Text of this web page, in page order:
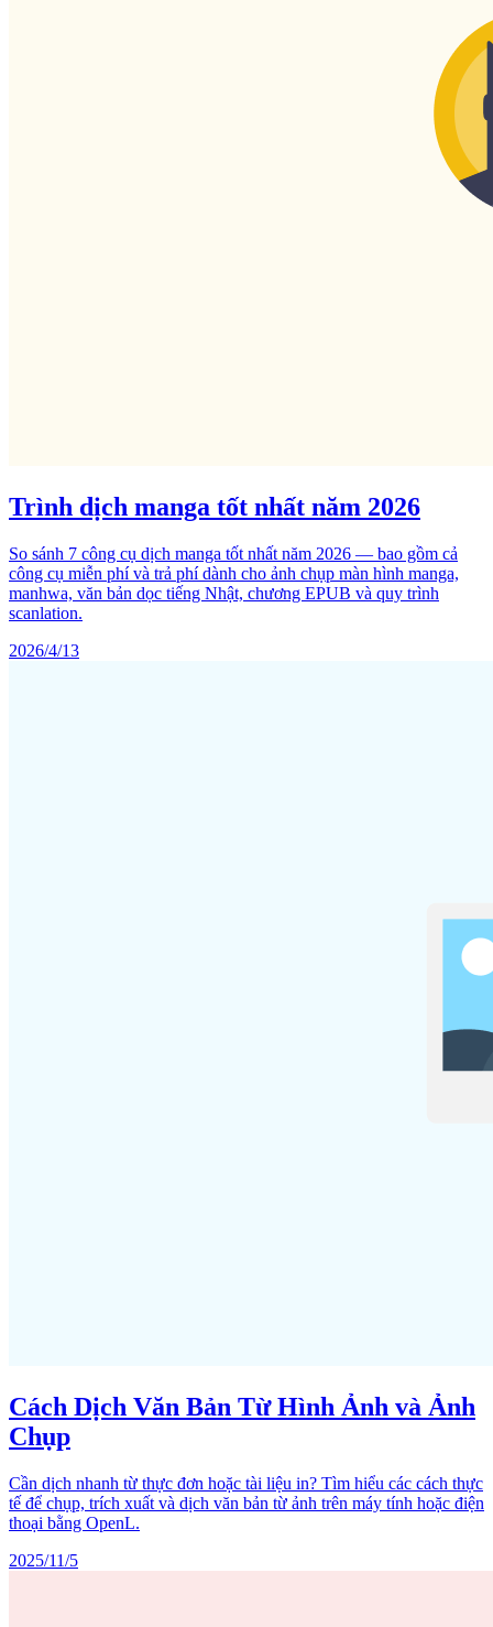
Trình dịch manga tốt nhất năm 2026
So sánh 7 công cụ dịch manga tốt nhất năm 2026 — bao gồm cả
công cụ miễn phí và trả phí dành cho ảnh chụp màn hình manga,
manhwa, văn bản dọc tiếng Nhật, chương EPUB và quy trình
scanlation.
2026/4/13
Cách Dịch Văn Bản Từ Hình Ảnh và Ảnh
Chụp
Cần dịch nhanh từ thực đơn hoặc tài liệu in? Tìm hiểu các cách thực
tế để chụp, trích xuất và dịch văn bản từ ảnh trên máy tính hoặc điện
thoại bằng OpenL.
2025/11/5